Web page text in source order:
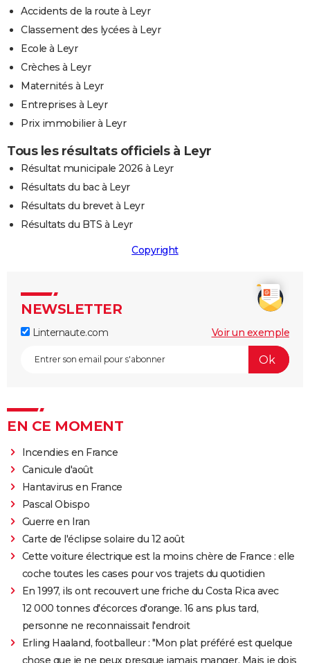
Accidents de la route à Leyr
Classement des lycées à Leyr
Ecole à Leyr
Crèches à Leyr
Maternités à Leyr
Entreprises à Leyr
Prix immobilier à Leyr
Tous les résultats officiels à Leyr
Résultat municipale 2026 à Leyr
Résultats du bac à Leyr
Résultats du brevet à Leyr
Résultats du BTS à Leyr
Copyright
NEWSLETTER
Linternaute.com Voir un exemple
EN CE MOMENT
Incendies en France
Canicule d'août
Hantavirus en France
Pascal Obispo
Guerre en Iran
Carte de l'éclipse solaire du 12 août
Cette voiture électrique est la moins chère de France : elle
coche toutes les cases pour vos trajets du quotidien
En 1997, ils ont recouvert une friche du Costa Rica avec
12 000 tonnes d'écorces d'orange. 16 ans plus tard,
personne ne reconnaissait l'endroit
Erling Haaland, footballeur : "Mon plat préféré est quelque
chose que je ne peux presque jamais manger. Mais je dois